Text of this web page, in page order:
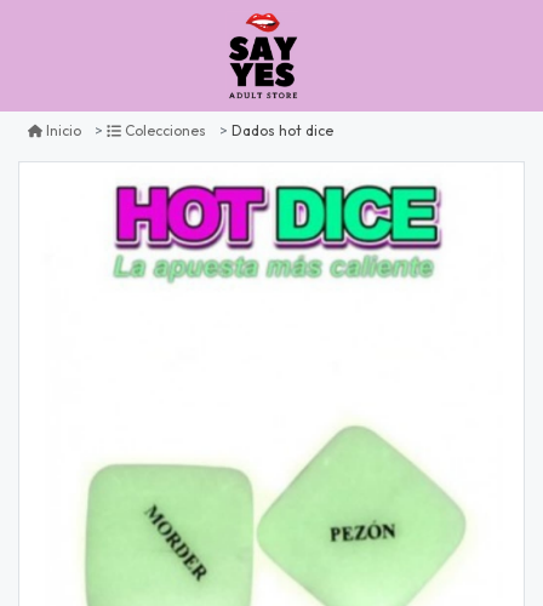
Inicio Colecciones Dados hot dice